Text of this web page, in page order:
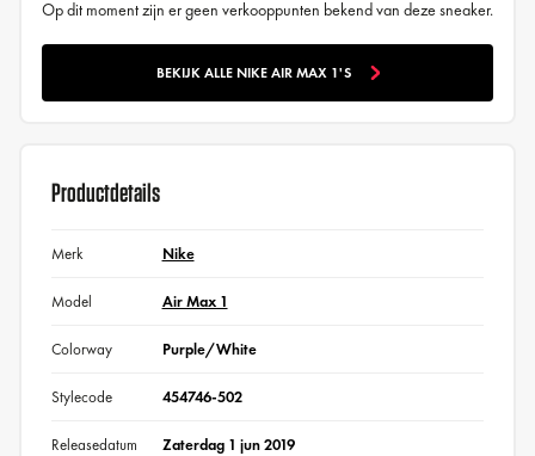
Op dit moment zijn er geen verkooppunten bekend van deze sneaker.
BEKIJK ALLE NIKE AIR MAX 1'S
Productdetails
Merk Nike
Model Air Max 1
Colorway Purple/White
Stylecode 454746-502
Releasedatum Zaterdag 1 jun 2019